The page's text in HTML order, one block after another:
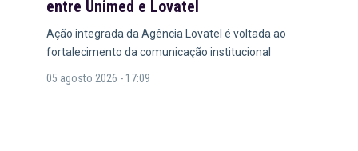
entre Unimed e Lovatel
Ação integrada da Agência Lovatel é voltada ao
fortalecimento da comunicação institucional
05 agosto 2026 - 17:09